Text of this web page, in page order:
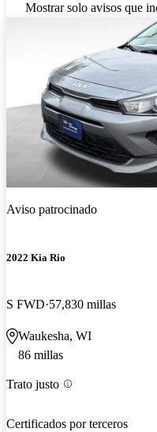
Mostrar solo avisos que
Aviso patrocinado
2022 Kia Rio
S FWD 57,830 millas
Waukesha, WI
86 millas
Trato justo
Certificados por terceros